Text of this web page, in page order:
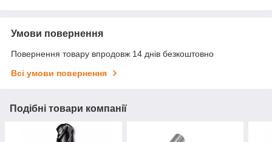
Умови повернення
Повернення товару впродовж 14 днів безкоштовно
Всі умови повернення
Подібні товари компанії